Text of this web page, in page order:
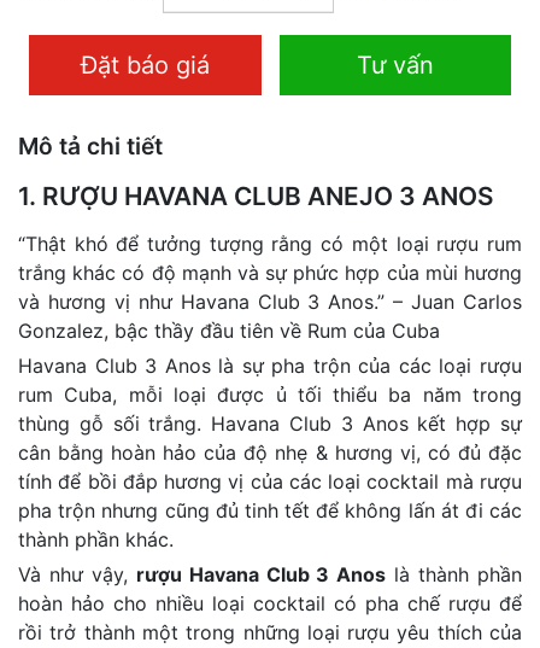
Đặt báo giá Tư vấn
Mô tả chi tiết
1. RƯỢU HAVANA CLUB ANEJO 3 ANOS
“Thật khó để tưởng tượng rằng có một loại rượu rum
trắng khác có độ mạnh và sự phức hợp của mùi hương
và hương vị như Havana Club 3 Anos.” – Juan Carlos
Gonzalez, bậc thầy đầu tiên về Rum của Cuba
Havana Club 3 Anos là sự pha trộn của các loại rượu
rum Cuba, mỗi loại được ủ tối thiểu ba năm trong
thùng gỗ sối trắng. Havana Club 3 Anos kết hợp sự
cân bằng hoàn hảo của độ nhẹ & hương vị, có đủ đặc
tính để bồi đắp hương vị của các loại cocktail mà rượu
pha trộn nhưng cũng đủ tinh tết để không lấn át đi các
thành phần khác.
Và như vậy, rượu Havana Club 3 Anos là thành phần
hoàn hảo cho nhiều loại cocktail có pha chế rượu để
rồi trở thành một trong những loại rượu yêu thích của